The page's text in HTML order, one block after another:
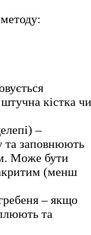
кістка чи
–
та заповнюють
Може бути
(менш
– якщо
та